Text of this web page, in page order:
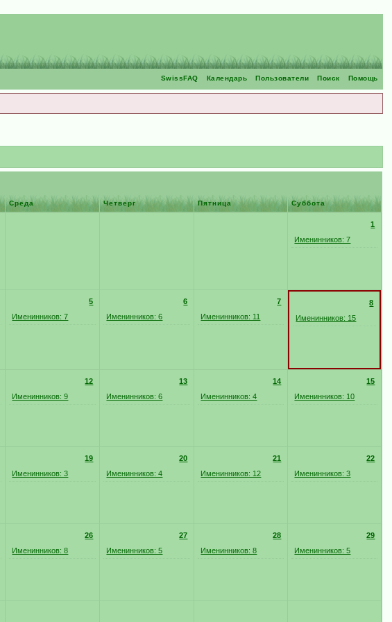
Помощь
Поиск
Пользователи
Календарь
SwissFAQ
Среда Четверг Пятница Суббота
1
Именинников: 7
5
Именинников: 7
6
Именинников: 6
7
Именинников: 11
8
Именинников: 15
12
Именинников: 9
13
Именинников: 6
14
Именинников: 4
15
Именинников: 10
19
Именинников: 3
20
Именинников: 4
21
Именинников: 12
22
Именинников: 3
26
Именинников: 8
27
Именинников: 5
28
Именинников: 8
29
Именинников: 5